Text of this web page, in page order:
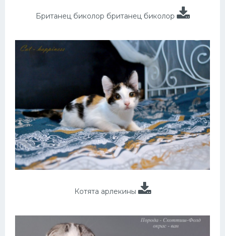
Британец биколор британец биколор
Котята арлекины